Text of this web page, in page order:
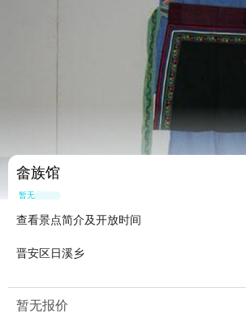
畲族馆
暂无点评
查看景点简介及开放时间
晋安区日溪乡
暂无报价